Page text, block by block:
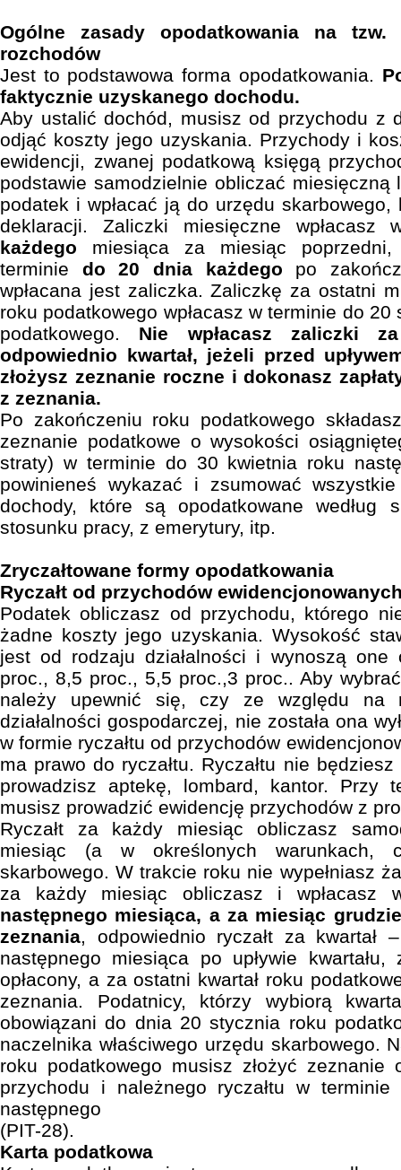
Ogólne zasady opodatkowania na
rozchodów
Jest to podstawowa forma opodatkowania.
faktycznie uzyskanego dochodu.
Aby ustalić dochód, musisz od przychodu z
odjąć koszty jego uzyskania. Przychody i
ewidencji, zwanej podatkową księgą
podstawie samodzielnie obliczać
podatek i wpłacać ją do urzędu skarbowego,
deklaracji. Zaliczki miesięczne
każdego miesiąca za miesiąc
terminie do 20 dnia każdego po
wpłacana jest zaliczka. Zaliczkę za ostatni
roku podatkowego wpłacasz w terminie do
podatkowego. Nie wpłacasz zaliczki
odpowiednio kwartał, jeżeli przed
złożysz zeznanie roczne i dokonasz
z zeznania.
Po zakończeniu roku podatkowego
zeznanie podatkowe o wysokości
straty) w terminie do 30 kwietnia roku
powinieneś wykazać i zsumować
dochody, które są opodatkowane według
stosunku pracy, z emerytury, itp.
Zryczałtowane formy opodatkowania
Ryczałt od przychodów
Podatek obliczasz od przychodu, którego
żadne koszty jego uzyskania. Wysokość
jest od rodzaju działalności i wynoszą one
proc., 8,5 proc., 5,5 proc.,3 proc.. Aby
należy upewnić się, czy ze względu na
działalności gospodarczej, nie została ona
w formie ryczałtu od przychodów
ma prawo do ryczałtu. Ryczałtu nie
prowadzisz aptekę, lombard, kantor. Przy
musisz prowadzić ewidencję przychodów z
Ryczałt za każdy miesiąc obliczasz
miesiąc (a w określonych warunkach,
skarbowego. W trakcie roku nie wypełniasz
za każdy miesiąc obliczasz i wpłacasz
następnego miesiąca, a za miesiąc
zeznania, odpowiednio ryczałt za
następnego miesiąca po upływie
opłacony, a za ostatni kwartał roku
zeznania. Podatnicy, którzy wybiorą
obowiązani do dnia 20 stycznia roku
naczelnika właściwego urzędu skarbowego.
roku podatkowego musisz złożyć zeznanie
przychodu i należnego ryczałtu w
następnego
(PIT-28).
Karta podatkowa